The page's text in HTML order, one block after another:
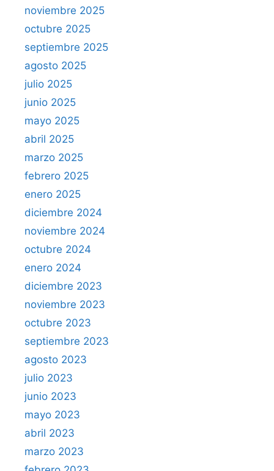
noviembre 2025
octubre 2025
septiembre 2025
agosto 2025
julio 2025
junio 2025
mayo 2025
abril 2025
marzo 2025
febrero 2025
enero 2025
diciembre 2024
noviembre 2024
octubre 2024
enero 2024
diciembre 2023
noviembre 2023
octubre 2023
septiembre 2023
agosto 2023
julio 2023
junio 2023
mayo 2023
abril 2023
marzo 2023